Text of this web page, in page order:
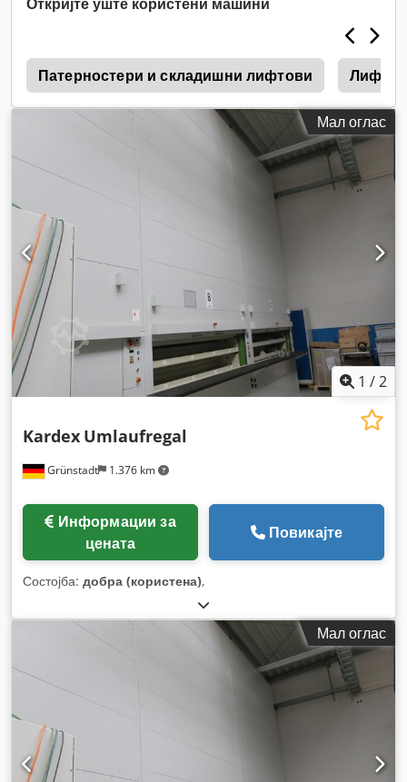
Патерностери и складишни лифтови
Мал оглас
1 /2
Grünstadt 1.376 km
Kardex Umlaufregal
цената
Повикајте
Состојба: добра (користена),
Мал оглас